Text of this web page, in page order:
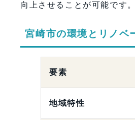
向上させることが可能です。
宮崎市の環境とリノベ
要素
地域特性